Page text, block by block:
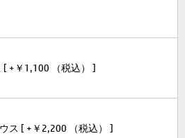
[ +￥1,100 （税込） ]
ス [ +￥2,200 （税込） ]